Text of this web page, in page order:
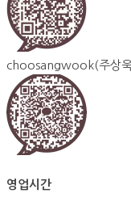
choosangwook(주상
영업시간